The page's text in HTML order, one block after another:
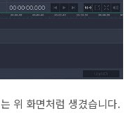
위 화면처럼 생겼습니다.